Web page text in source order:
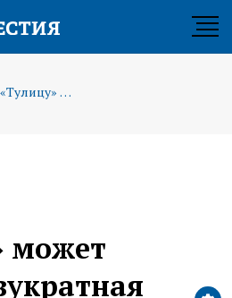
В «Тулицу» может перейти двукратная чемпионка Европы Наталья Малых
может